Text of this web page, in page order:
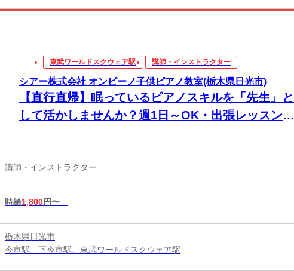
東武ワールドスクウェア駅 講師・インストラクター
シアー株式会社 オンピーノ子供ピアノ教室(栃木県日光市)
【直行直帰】眠っているピアノスキルを「先生」と
して活かしませんか？週1日～OK・出張レッスン講
講師・インストラクター
時給1,800円〜
栃木県日光市
今市駅、下今市駅、東武ワールドスクウェア駅